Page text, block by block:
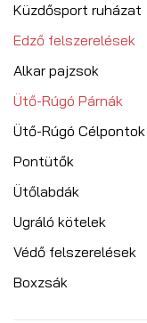
Küzdősport ruházat
Edző felszerelések
Alkar pajzsok
Ütő-Rúgó Párnák
Ütő-Rúgó Célpontok
Pontütők
Ütőlabdák
Ugráló kötelek
Védő felszerelések
Boxzsák